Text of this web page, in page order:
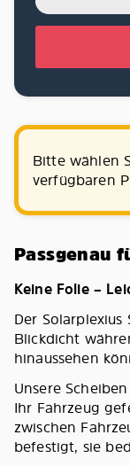
Bitte wählen
verfügbaren
Passgenau
Keine Folie –
Der
Blickdicht
hinaussehen
Unsere
Ihr Fahrzeug
zwischen
befestigt, sie